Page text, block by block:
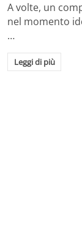
A volte, un
nel momento
…
Leggi di più